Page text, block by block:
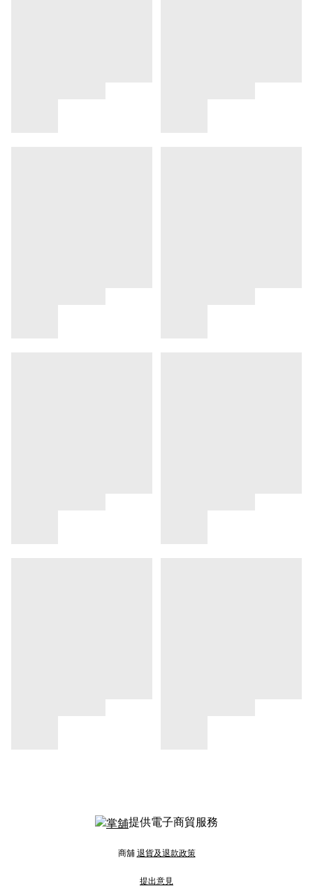
提供電子商貿服務
商舖 退貨及退款政策
提出意見